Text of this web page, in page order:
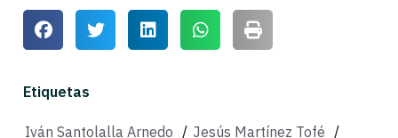
Etiquetas
Iván Santolalla Arnedo / Jesús Martínez Tofé /